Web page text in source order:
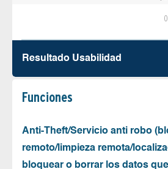
0
Resultado Usabilidad
Funciones
Anti-Theft/Servicio anti robo
remoto/limpieza remota/
bloquear o borrar los datos